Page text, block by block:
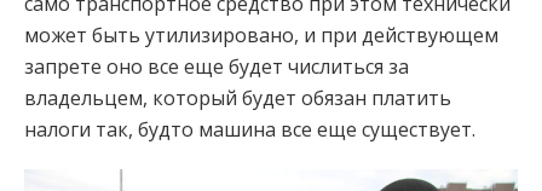
может быть утилизировано, и при действующем
запрете оно все еще будет числиться за
владельцем, который будет обязан платить
налоги так, будто машина все еще существует.